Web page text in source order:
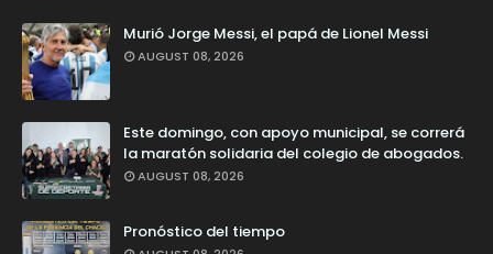
Murió Jorge Messi, el papá de Lionel Messi
AUGUST 08, 2026
Este domingo, con apoyo municipal, se correrá
la maratón solidaria del colegio de abogados.
AUGUST 08, 2026
Pronóstico del tiempo